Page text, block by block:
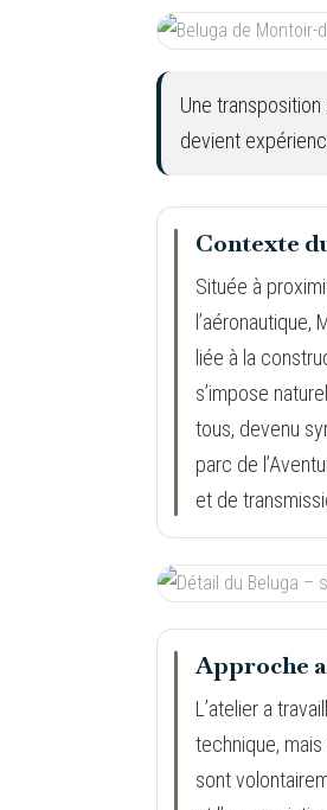
Une transposition
devient
Contexte
Située à
liée à la
s’impose
tous, devenu
parc de
et de
Approche
L’atelier a
technique,
sont